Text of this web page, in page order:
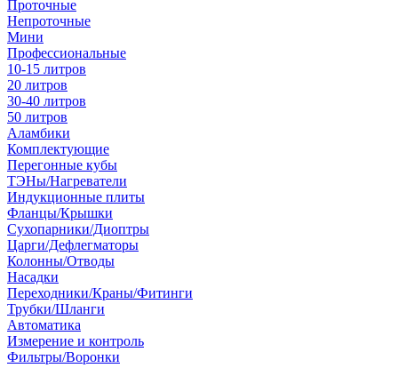
Проточные
Непроточные
Мини
Профессиональные
10-15 литров
20 литров
30-40 литров
50 литров
Аламбики
Комплектующие
Перегонные кубы
ТЭНы/Нагреватели
Индукционные плиты
Фланцы/Крышки
Сухопарники/Диоптры
Царги/Дефлегматоры
Колонны/Отводы
Насадки
Переходники/Краны/Фитинги
Трубки/Шланги
Автоматика
Измерение и контроль
Фильтры/Воронки